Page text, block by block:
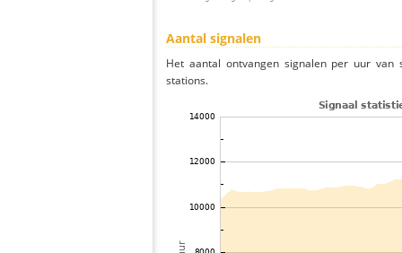
Aantal signalen
Het aantal ontvangen signalen per uur
stations.